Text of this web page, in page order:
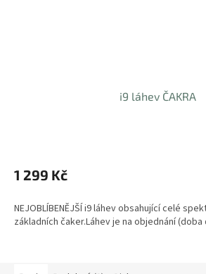
i9 láhev ČAKRA
produktu
je
z
5
1 299 Kč
NEJOBLÍBENĚJŠÍ i9 láhev obsahující celé
základních čaker.Láhev je na objednání (doba